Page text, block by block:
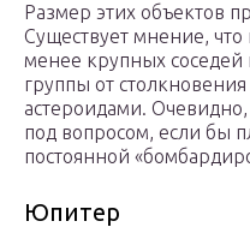
Размер этих объектов
Существует мнение,
менее крупных соседей
группы от
астероидами.
под вопросом, если бы
постоянной
Юпитер